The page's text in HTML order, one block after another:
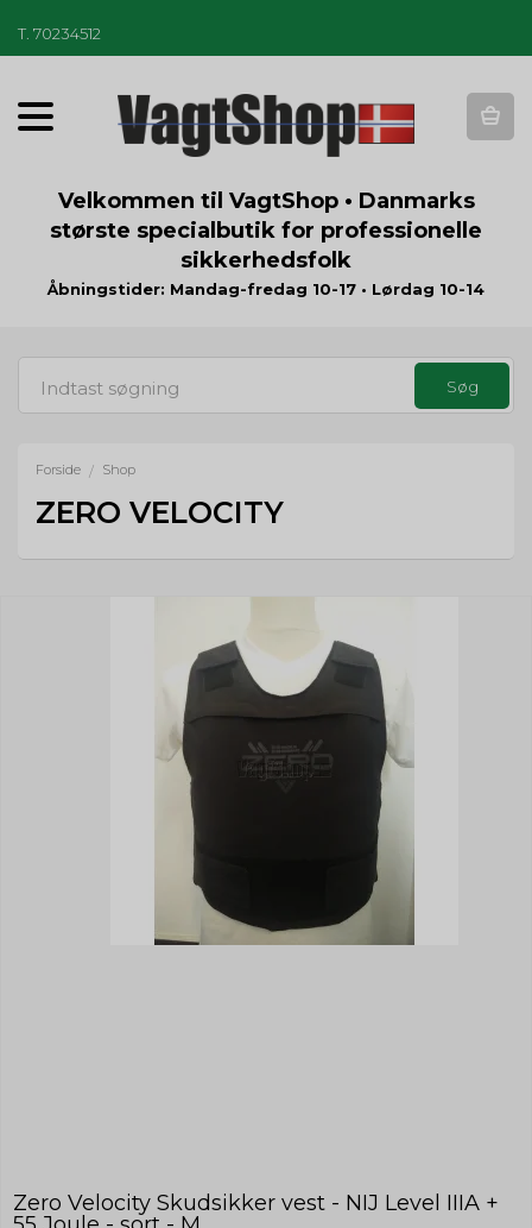
T 70234512
T
o
g
a
t
o
Velkommen til VagtShop • Danmarks
største specialbutik for professionelle
sikkerhedsfolk
Åbningstider: Mandag-fredag 10-17 • Lørdag 10-14
Forside / Shop
ZERO VELOCITY
Zero Velocity Skudsikker vest - NIJ Level IIIA +